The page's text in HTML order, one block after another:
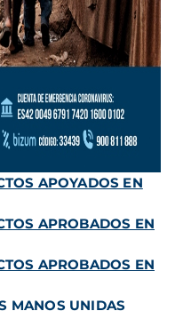
APOYADOS EN
APROBADOS EN
APROBADOS EN
MANOS UNIDAS